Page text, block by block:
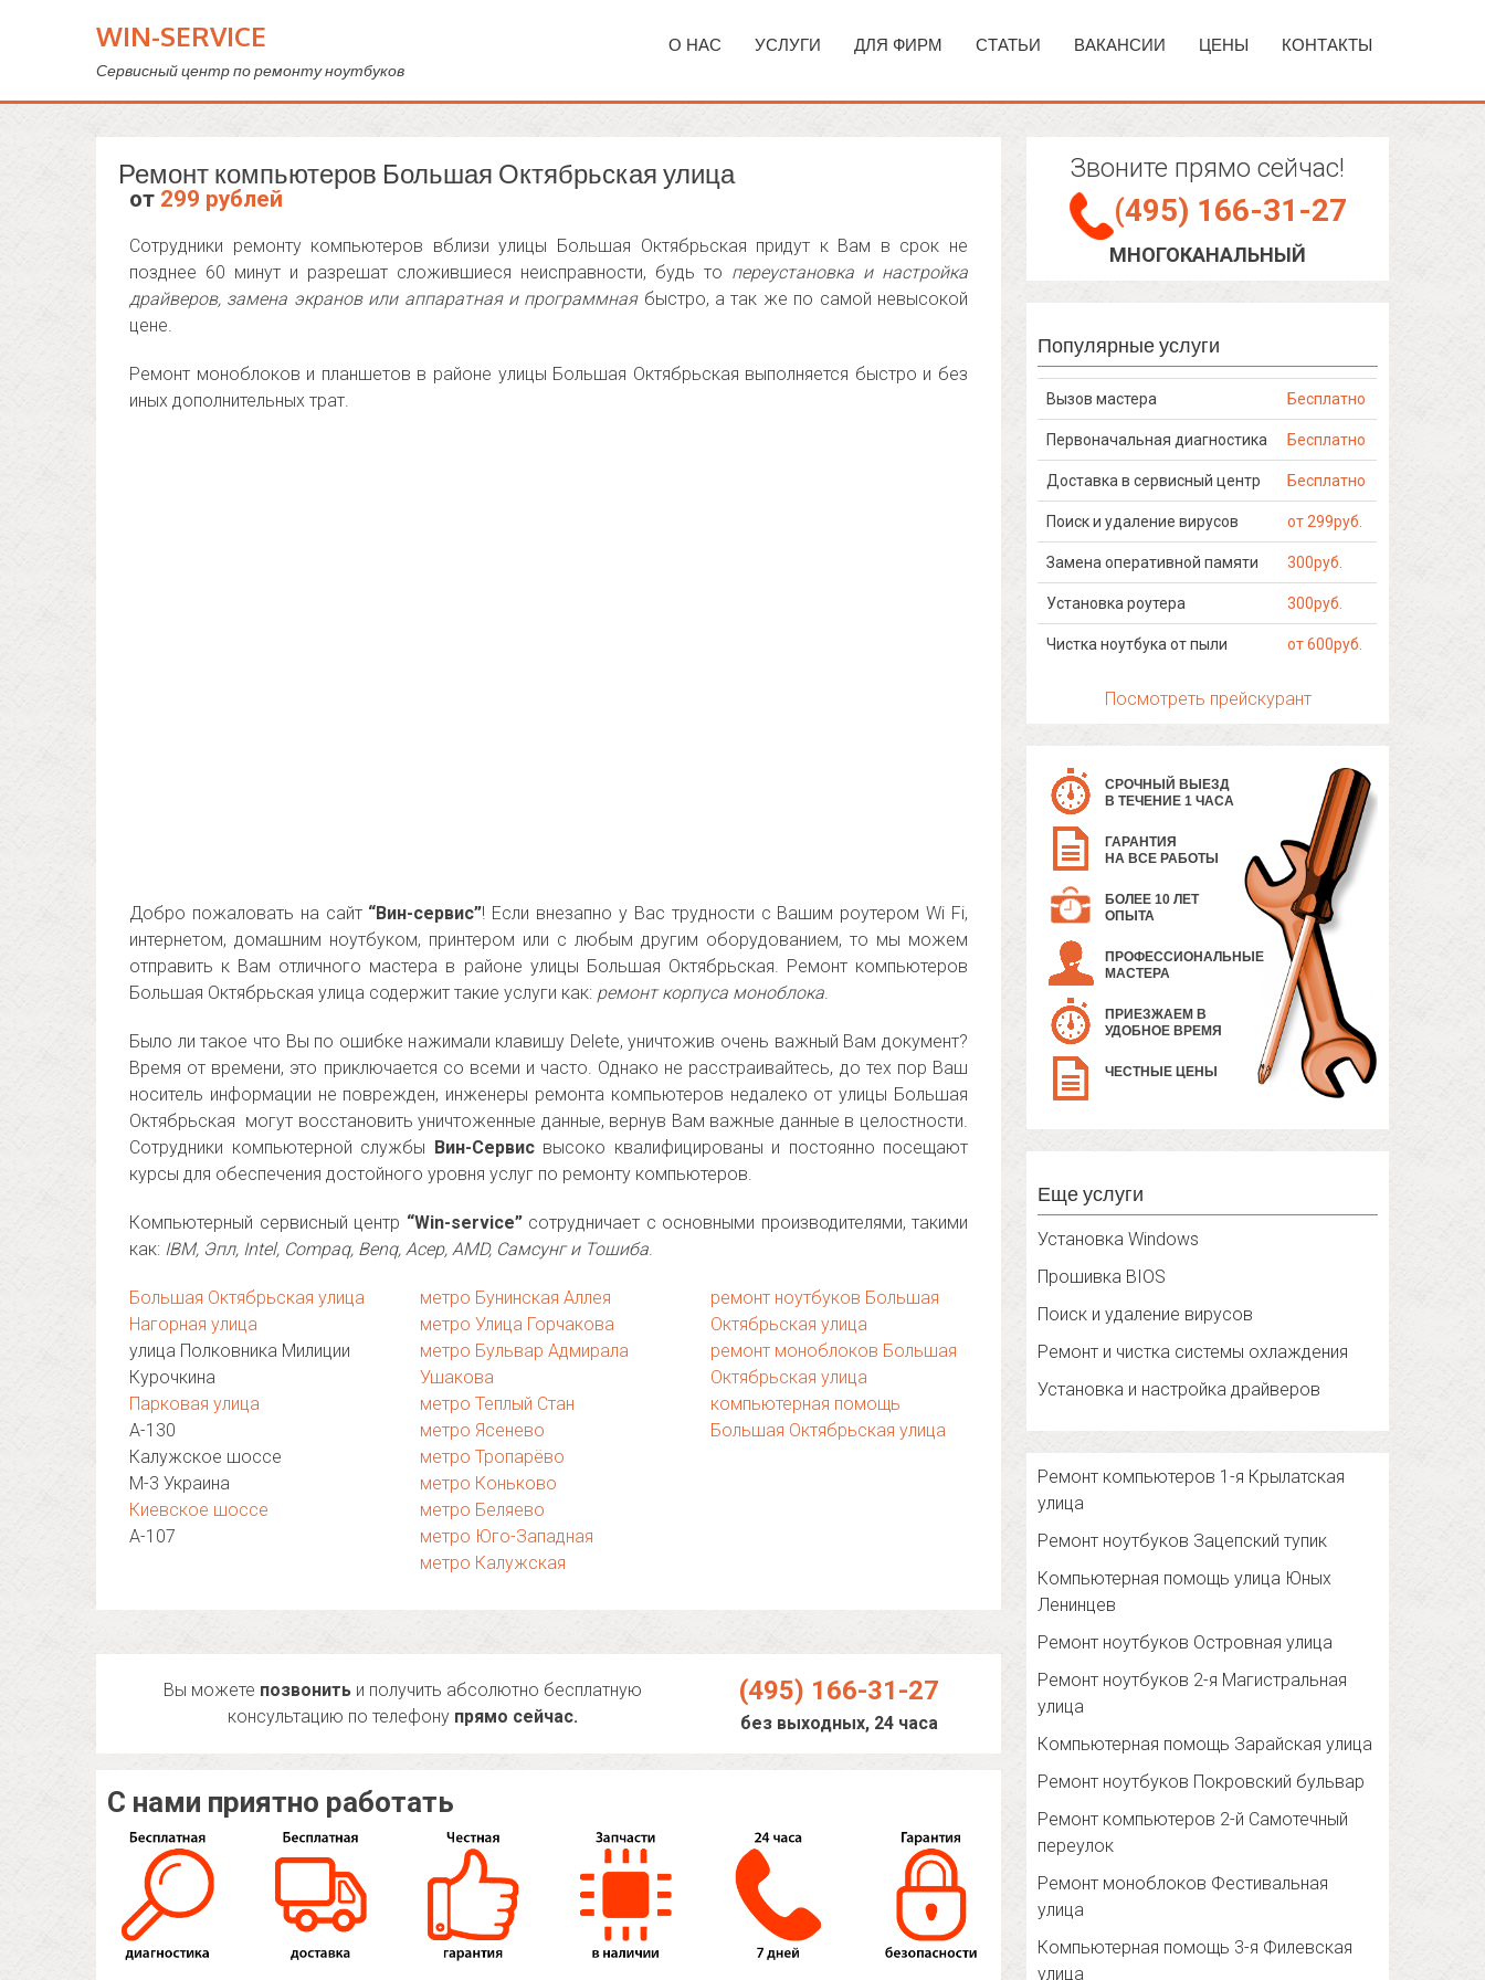
WIN-SERVICE
Сервисный центр по ремонту ноутбуков
О НАС УСЛУГИ ДЛЯ ФИРМ СТАТЬИ ВАКАНСИИ ЦЕНЫ КОНТАКТЫ
Ремонт компьютеров Большая Октябрьская улица
от 299 рублей
Сотрудники ремонту компьютеров вблизи улицы Большая Октябрьская придут к Вам в срок не
позднее 60 минут и разрешат сложившиеся неисправности, будь то переустановка и настройка
драйверов, замена экранов или аппаратная и программнаябыстро, а так же по самой невысокой
цене.
Ремонт моноблоков и планшетов в районе улицы Большая Октябрьская выполняется быстро и без
иных дополнительных трат.
Добро пожаловать на сайт “Вин-сервис”! Если внезапно у Вас трудности с Вашим роутером Wi Fi,
интернетом, домашним ноутбуком, принтером или с любым другим оборудованием, то мы можем
отправить к Вам отличного мастера в районе улицы Большая Октябрьская. Ремонт компьютеров
Большая Октябрьская улица содержит такие услуги как: ремонт корпуса моноблока.
Было ли такое что Вы по ошибке нажимали клавишу Delete, уничтожив очень важный Вам документ?
Время от времени, это приключается со всеми и часто. Однако не расстраивайтесь, до тех пор Ваш
носитель информации не поврежден, инженеры ремонта компьютеров недалеко от улицы Большая
Октябрьская могут восстановить уничтоженные данные, вернув Вам важные данные в целостности.
Сотрудники компьютерной службы Вин-Сервисвысоко квалифицированы и постоянно посещают
курсы для обеспечения достойного уровня услуг по ремонту компьютеров.
Компьютерный сервисный центр “Win-service”сотрудничает с основными производителями, такими
как: IBM, Эпл, Intel, Compaq, Benq, Асер, AMD, Самсунг и Тошиба.
Большая Октябрьская улица
Нагорная улица
улица Полковника Милиции
Курочкина
Парковая улица
А-130
Калужское шоссе
М-3 Украина
Киевское шоссе
А-107
метро Бунинская Аллея
метро Улица Горчакова
метро Бульвар Адмирала
Ушакова
метро Теплый Стан
метро Ясенево
метро Тропарёво
метро Коньково
метро Беляево
метро Юго-Западная
метро Калужская
ремонт ноутбуков Большая
Октябрьская улица
ремонт моноблоков Большая
Октябрьская улица
компьютерная помощь
Большая Октябрьская улица
Вы можете позвонить и получить абсолютно бесплатную
консультацию по телефону прямо сейчас.
(495) 166-31-27
без выходных, 24 часа
С нами приятно работать
Звоните прямо сейчас!
(495) 166-31-27
МНОГОКАНАЛЬНЫЙ
Популярные услуги
Вызов мастера Бесплатно
Первоначальная диагностика Бесплатно
Доставка в сервисный центр Бесплатно
Поиск и удаление вирусов от 299руб.
Замена оперативной памяти 300руб.
Установка роутера 300руб.
Чистка ноутбука от пыли от 600руб.
Посмотреть прейскурант
СРОЧНЫЙ ВЫЕЗД
В ТЕЧЕНИЕ 1 ЧАСА
ГАРАНТИЯ
НА ВСЕ РАБОТЫ
БОЛЕЕ 10 ЛЕТ
ОПЫТА
ПРОФЕССИОНАЛЬНЫЕ
МАСТЕРА
ПРИЕЗЖАЕМ В
УДОБНОЕ ВРЕМЯ
ЧЕСТНЫЕ ЦЕНЫ
Еще услуги
Установка Windows
Прошивка BIOS
Поиск и удаление вирусов
Ремонт и чистка системы охлаждения
Установка и настройка драйверов
Ремонт компьютеров 1-я Крылатская
улица
Ремонт ноутбуков Зацепский тупик
Компьютерная помощь улица Юных
Ленинцев
Ремонт ноутбуков Островная улица
Ремонт ноутбуков 2-я Магистральная
улица
Компьютерная помощь Зарайская улица
Ремонт ноутбуков Покровский бульвар
Ремонт компьютеров 2-й Самотечный
переулок
Ремонт моноблоков Фестивальная
улица
Компьютерная помощь 3-я Филевская
улица